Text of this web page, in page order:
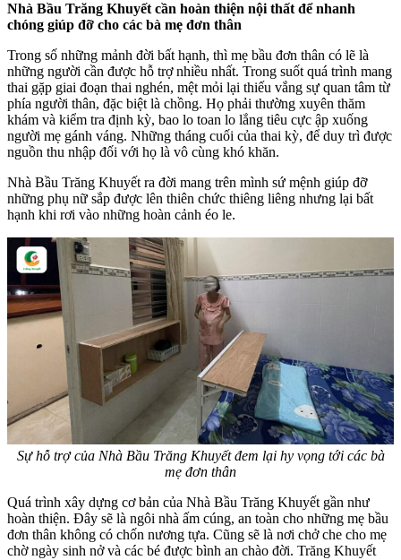
Nhà Bầu Trăng Khuyết cần hoàn thiện nội thất để nhanh
chóng giúp đỡ cho các bà mẹ đơn thân
Trong số những mảnh đời bất hạnh, thì mẹ bầu đơn thân có lẽ là
những người cần được hỗ trợ nhiều nhất. Trong suốt quá trình mang
thai gặp giai đoạn thai nghén, mệt mỏi lại thiếu vắng sự quan tâm từ
phía người thân, đặc biệt là chồng. Họ phải thường xuyên thăm
khám và kiểm tra định kỳ, bao lo toan lo lắng tiêu cực ập xuống
người mẹ gánh váng. Những tháng cuối của thai kỳ, để duy trì được
nguồn thu nhập đối với họ là vô cùng khó khăn.
Nhà Bầu Trăng Khuyết ra đời mang trên mình sứ mệnh giúp đỡ
những phụ nữ sắp được lên thiên chức thiêng liêng nhưng lại bất
hạnh khi rơi vào những hoàn cảnh éo le.
Sự hỗ trợ của Nhà Bầu Trăng Khuyết đem lại hy vọng tới các bà
mẹ đơn thân
Quá trình xây dựng cơ bản của Nhà Bầu Trăng Khuyết gần như
hoàn thiện. Đây sẽ là ngôi nhà ấm cúng, an toàn cho những mẹ bầu
đơn thân không có chốn nương tựa. Cũng sẽ là nơi chở che cho mẹ
chờ ngày sinh nở và các bé được bình an chào đời. Trăng Khuyết